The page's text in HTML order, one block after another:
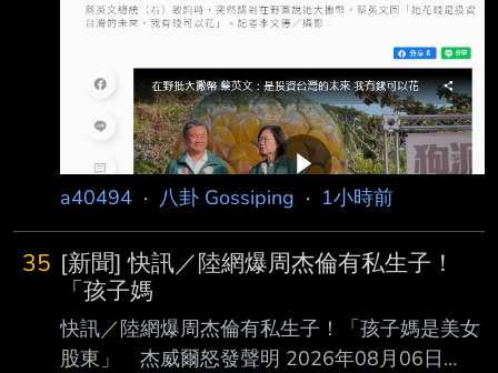
a40494 · 八卦 Gossiping · 1小時前
35 [新聞] 快訊／陸網爆周杰倫有私生子！
「孩子媽
快訊／陸網爆周杰倫有私生子！「孩子媽是美女
股東」 杰威爾怒發聲明 2026年08月06日